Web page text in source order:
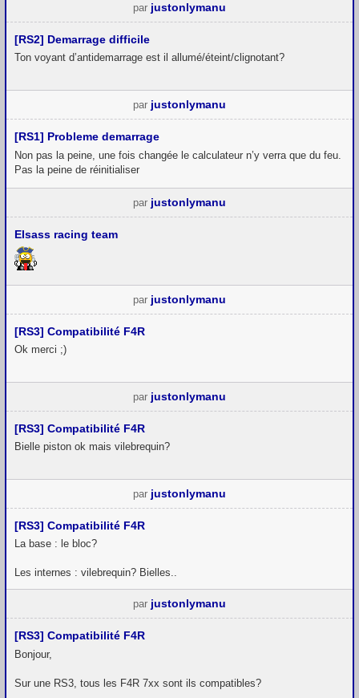
par justonlymanu
[RS2] Demarrage difficile
Ton voyant d’antidemarrage est il allumé/éteint/clignotant?
par justonlymanu
[RS1] Probleme demarrage
Non pas la peine, une fois changée le calculateur n’y verra que du feu.
Pas la peine de réinitialiser
par justonlymanu
Elsass racing team
par justonlymanu
[RS3] Compatibilité F4R
Ok merci ;)
par justonlymanu
[RS3] Compatibilité F4R
Bielle piston ok mais vilebrequin?
par justonlymanu
[RS3] Compatibilité F4R
La base : le bloc?
Les internes : vilebrequin? Bielles..
par justonlymanu
[RS3] Compatibilité F4R
Bonjour,
Sur une RS3, tous les F4R 7xx sont ils compatibles?